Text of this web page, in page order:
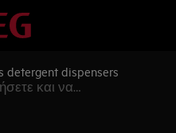
detergent dispensers
και να